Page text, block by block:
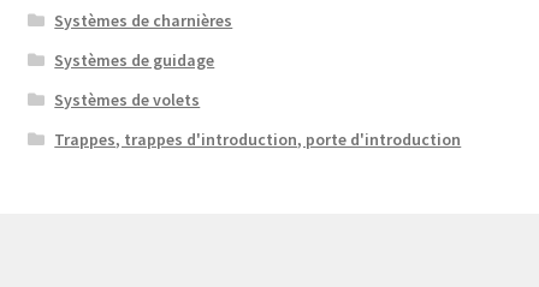
Systèmes de charnières
Systèmes de guidage
Systèmes de volets
Trappes, trappes d'introduction, porte d'introduction